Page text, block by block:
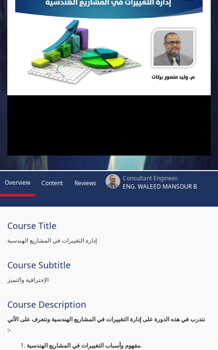
Overview Content Reviews
Consultant Engineer.
ENG. WALEED MANSOUR B
Course Title
إدارة التغييرات في المشاريع الهندسية
Course Subtitle
الإحترافية والتميز
Course Description
نتدرب في هذه الدورة على إدارة التغييرات في المشاريع الهندسية ونتعرف على الآتي
:-
مفهوم وأسباب التغييرات في المشاريع الهندسية.